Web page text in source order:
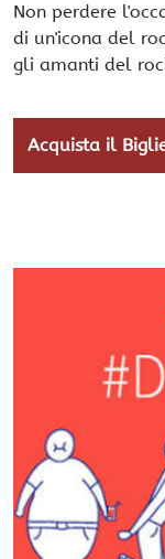
Non perdere
di un'icona del
gli amanti del
Acquista il